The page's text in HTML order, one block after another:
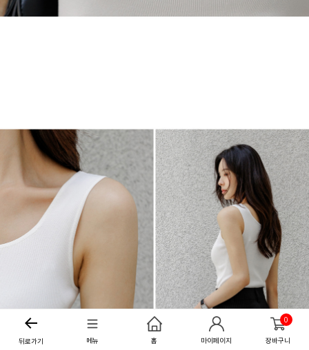
뒤로가기 메뉴 홈 마이페이지
0
장바구니